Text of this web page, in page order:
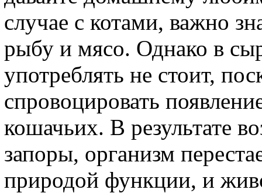
случае с котами, важно
рыбу и мясо. Однако в
употреблять не стоит,
спровоцировать
кошачьих. В результате
запоры, организм
природой функции, и